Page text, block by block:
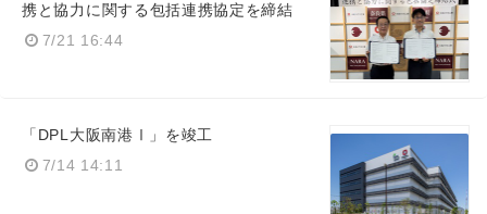
携と協力に関する包括連携協定を締結
7/21 16:44
「DPL大阪南港Ⅰ」を竣工
7/14 14:11